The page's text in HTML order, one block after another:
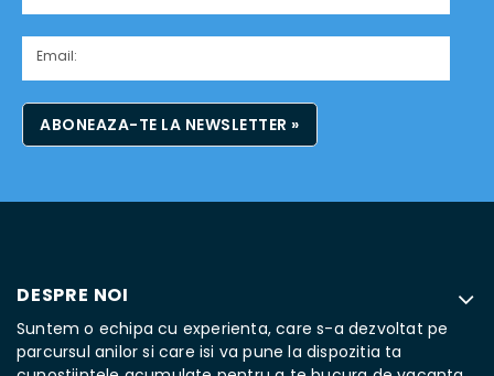
ABONEAZA-TE LA NEWSLETTER »
DESPRE NOI
Suntem o echipa cu experienta, care s-a dezvoltat pe
parcursul anilor si care isi va pune la dispozitia ta